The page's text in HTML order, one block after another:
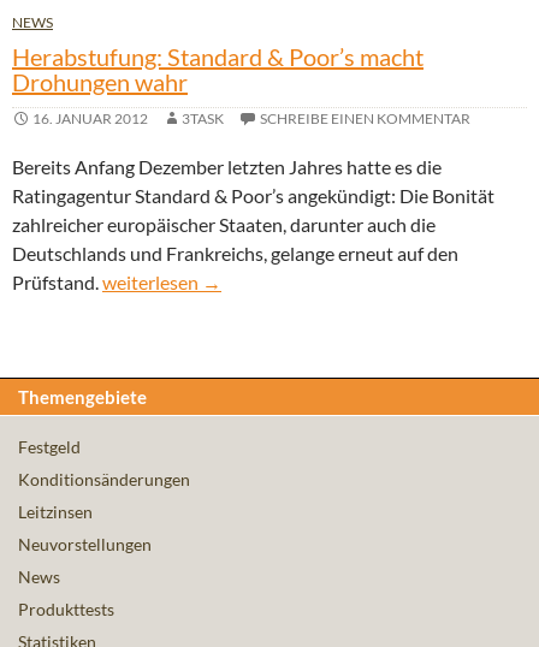
NEWS
Herabstufung: Standard & Poor’s macht
Drohungen wahr
16. JANUAR 2012 3TASK SCHREIBE EINEN KOMMENTAR
Bereits Anfang Dezember letzten Jahres hatte es die
Ratingagentur Standard & Poor’s angekündigt: Die Bonität
zahlreicher europäischer Staaten, darunter auch die
Deutschlands und Frankreichs, gelange erneut auf den
Prüfstand.Herabstufung: Standard & Poor’s macht Drohungen
weiterlesen →
Themengebiete
Festgeld
Konditionsänderungen
Leitzinsen
Neuvorstellungen
News
Produkttests
Statistiken